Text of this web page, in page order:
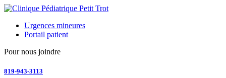
Skip
contentUrgences mineures
Portail patient
Pour nous joindre
819-943-3113